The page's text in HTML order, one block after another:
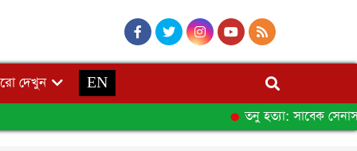
দেখুন
EN
তনু হত্যা: সাবেক